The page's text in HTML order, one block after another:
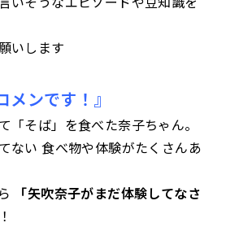
いします
メンです！』
「そば」を食べた奈子ちゃん。
ない 食べ物や体験がたくさんあ
「矢吹奈子がまだ体験してなさ